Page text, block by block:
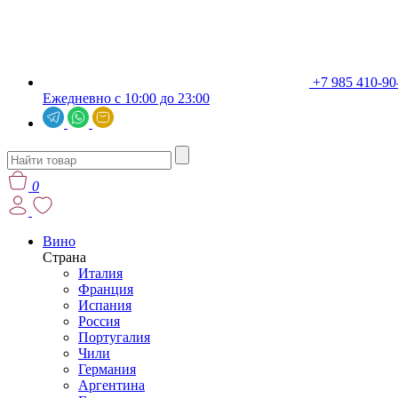
+7 985 410-
Ежедневно с 10:00 до 23:00
0
Вино
Страна
Италия
Франция
Испания
Россия
Португалия
Чили
Германия
Аргентина